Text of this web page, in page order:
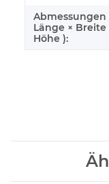
Abmessungen
Länge × Breite
Höhe ):